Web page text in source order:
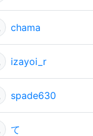
chama
izayoi_r
spade630
て